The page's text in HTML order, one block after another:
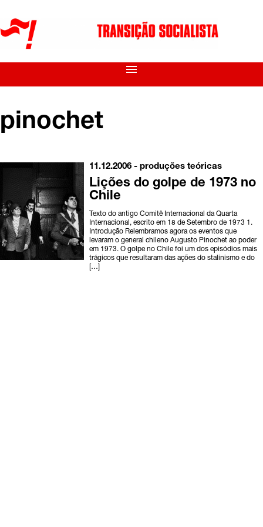
menu
pinochet
11.12.2006 -produções teóricas
Lições do golpe de 1973 no
Chile
Texto do antigo Comitê Internacional da Quarta
Internacional, escrito em 18 de Setembro de 1973 1.
Introdução Relembramos agora os eventos que
levaram o general chileno Augusto Pinochet ao poder
em 1973. O golpe no Chile foi um dos episódios mais
trágicos que resultaram das ações do stalinismo e do
[…]